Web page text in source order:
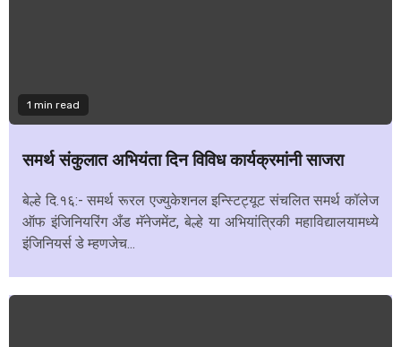
1 min read
समर्थ संकुलात अभियंता दिन विविध कार्यक्रमांनी साजरा
बेल्हे दि.१६:- समर्थ रूरल एज्युकेशनल इन्स्टिट्यूट संचलित समर्थ कॉलेज
ऑफ इंजिनियरिंग अँड मॅनेजमेंट, बेल्हे या अभियांत्रिकी महाविद्यालयामध्ये
इंजिनियर्स डे म्हणजेच...